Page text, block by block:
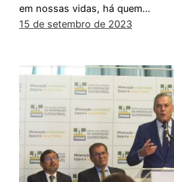
em nossas vidas, há quem…
15 de setembro de 2023